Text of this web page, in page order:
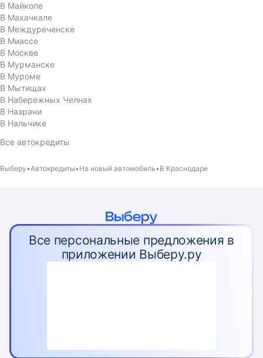
В Майкопе
В Махачкале
В Междуреченске
В Миассе
В Москве
В Мурманске
В Муроме
В Мытищах
В Набережных Челнах
В Назрани
В Нальчике
Все автокредиты
Выберу Автокредиты На новый автомобиль В Краснодаре
Все персональные предложения в
приложении Выберу.ру